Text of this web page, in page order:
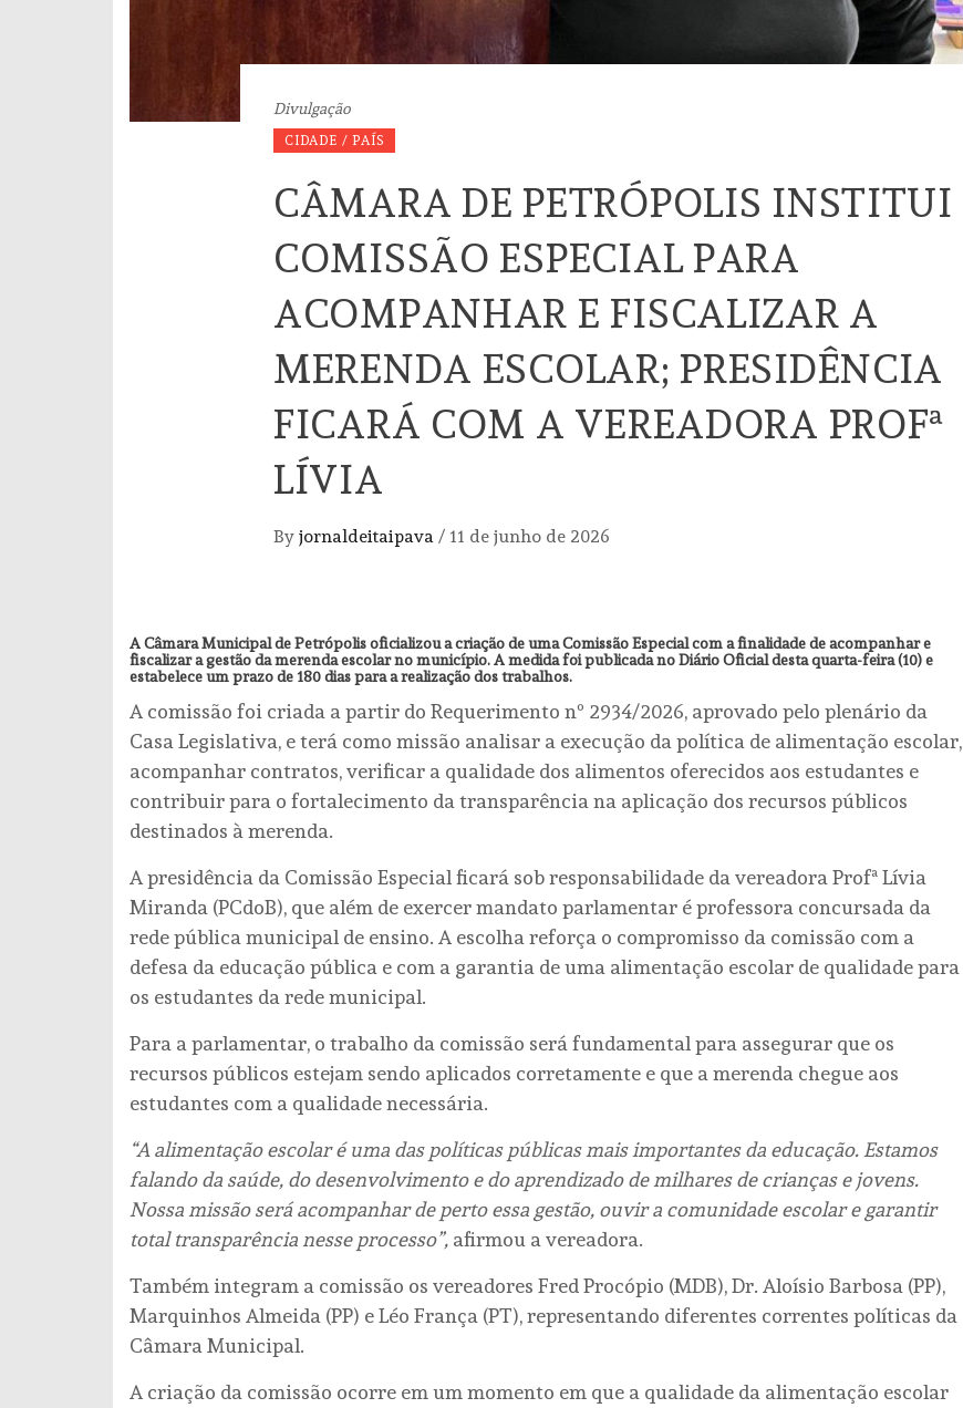
Divulgação
CIDADE / PAÍS
CÂMARA DE PETRÓPOLIS INSTITUI
COMISSÃO ESPECIAL PARA
ACOMPANHAR E FISCALIZAR A
MERENDA ESCOLAR; PRESIDÊNCIA
FICARÁ COM A VEREADORA PROFª
LÍVIA
By jornaldeitaipava / 11 de junho de 2026
A Câmara Municipal de Petrópolis oficializou a criação de uma Comissão Especial com a finalidade de acompanhar e
fiscalizar a gestão da merenda escolar no município. A medida foi publicada no Diário Oficial desta quarta-feira (10) e
estabelece um prazo de 180 dias para a realização dos trabalhos.
A comissão foi criada a partir do Requerimento nº 2934/2026, aprovado pelo plenário da
Casa Legislativa, e terá como missão analisar a execução da política de alimentação escolar,
acompanhar contratos, verificar a qualidade dos alimentos oferecidos aos estudantes e
contribuir para o fortalecimento da transparência na aplicação dos recursos públicos
destinados à merenda.
A presidência da Comissão Especial ficará sob responsabilidade da vereadora Profª Lívia
Miranda (PCdoB), que além de exercer mandato parlamentar é professora concursada da
rede pública municipal de ensino. A escolha reforça o compromisso da comissão com a
defesa da educação pública e com a garantia de uma alimentação escolar de qualidade para
os estudantes da rede municipal.
Para a parlamentar, o trabalho da comissão será fundamental para assegurar que os
recursos públicos estejam sendo aplicados corretamente e que a merenda chegue aos
estudantes com a qualidade necessária.
“A alimentação escolar é uma das políticas públicas mais importantes da educação. Estamos
falando da saúde, do desenvolvimento e do aprendizado de milhares de crianças e jovens.
Nossa missão será acompanhar de perto essa gestão, ouvir a comunidade escolar e garantir
total transparência nesse processo”, afirmou a vereadora.
Também integram a comissão os vereadores Fred Procópio (MDB), Dr. Aloísio Barbosa (PP),
Marquinhos Almeida (PP) e Léo França (PT), representando diferentes correntes políticas da
Câmara Municipal.
A criação da comissão ocorre em um momento em que a qualidade da alimentação escolar